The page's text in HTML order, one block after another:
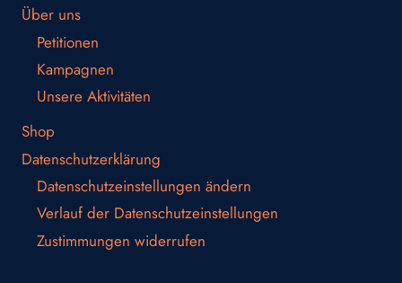
Über uns
Petitionen
Kampagnen
Unsere Aktivitäten
Shop
Datenschutzerklärung
Datenschutzeinstellungen ändern
Verlauf der Datenschutzeinstellungen
Zustimmungen widerrufen